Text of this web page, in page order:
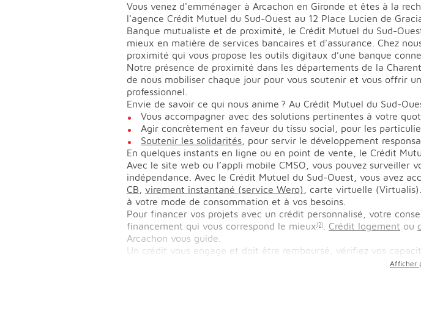
Vous venez d'emménager à Arcachon en Gironde et êtes à la
l'agence Crédit Mutuel du Sud-Ouest au 12 Place Lucien de
Banque mutualiste et de proximité, le Crédit Mutuel du Sud-
mieux en matière de services bancaires et d'assurance. Chez
proximité qui vous propose les outils digitaux d’une banque
Notre présence de proximité dans les départements de la
de nous mobiliser chaque jour pour vous soutenir et vous offrir
professionnel.
Envie de savoir ce qui nous anime ? Au Crédit Mutuel du Sud-
Vous accompagner avec des solutions pertinentes à votre
Agir concrètement en faveur du tissu social, pour les
Soutenir les solidarités , pour servir le développement
En quelques instants en ligne ou en point de vente, le Crédit
Avec le site web ou l’appli mobile CMSO, vous pouvez surveiller
indépendance. Avec le Crédit Mutuel du Sud-Ouest, vous avez
CB
virement instantané (service Wero)
, carte virtuelle
à votre mode de consommation et à vos besoins.
Pour financer vos projets avec un crédit personnalisé, votre
financement qui vous correspond le mieux(2) Crédit logement ou
Arcachon vous guide.
Un crédit vous engage et doit être remboursé, vérifiez vos